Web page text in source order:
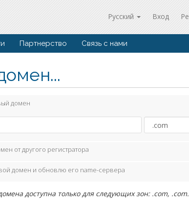
Русский Вход
Партнерство Связь с нами
домен
от другого регистратора
домен и обновлю его name-сервера
доступна только для следующих зон: .com,